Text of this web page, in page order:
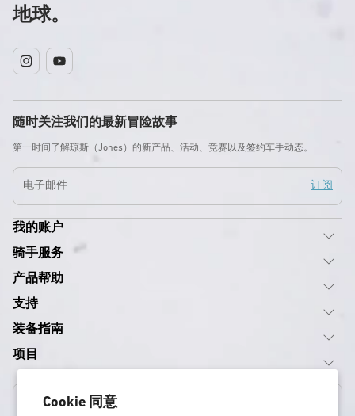
Cookie 同意
地球。
InstagramYouTube
随时关注我们的最新冒险故事
第一时间了解琼斯（Jones）的新产品、活动、竞赛以及签约车手动态。
电子邮件
订阅
我的账户
骑手服务
产品帮助
支持
装备指南
项目
美国